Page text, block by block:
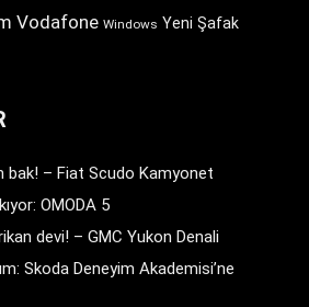
Vodafone Windows Yeni Şafak
bak! – Fiat Scudo Kamyonet
OMODA 5
devi! – GMC Yukon Denali
Skoda Deneyim Akademisi’ne